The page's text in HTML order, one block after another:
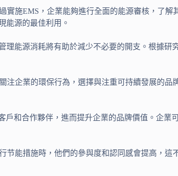
施EMS，企業能夠進行全面的能源審核，了
能源的最佳利用。
能源消耗將有助於減少不必要的開支。根據研
企業的環保行為，選擇與注重可持續發展的
和合作夥伴，進而提升企業的品牌價值。企
能措施時，他們的參與度和認同感會提高，